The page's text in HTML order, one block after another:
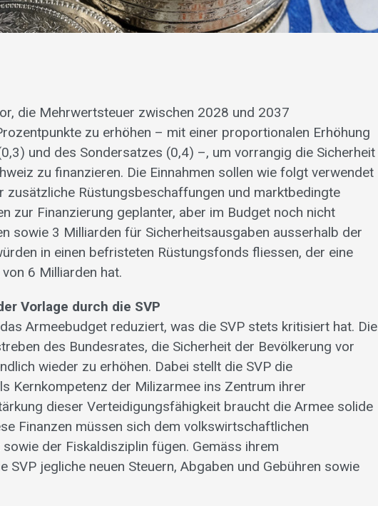
die Mehrwertsteuer zwischen 2028 und 2037
zu erhöhen – mit einer proportionalen Erhöhung
und des Sondersatzes (0,4) –, um vorrangig die Sicherheit
zu finanzieren. Die Einnahmen sollen wie folgt verwendet
zusätzliche Rüstungsbeschaffungen und marktbedingte
zur Finanzierung geplanter, aber im Budget noch nicht
sowie 3 Milliarden für Sicherheitsausgaben ausserhalb der
in einen befristeten Rüstungsfonds fliessen, der eine
6 Milliarden hat.
Vorlage durch die SVP
Armeebudget reduziert, was die SVP stets kritisiert hat. Die
des Bundesrates, die Sicherheit der Bevölkerung vor
wieder zu erhöhen. Dabei stellt die SVP die
Kernkompetenz der Milizarmee ins Zentrum ihrer
dieser Verteidigungsfähigkeit braucht die Armee solide
Finanzen müssen sich dem volkswirtschaftlichen
der Fiskaldisziplin fügen. Gemäss ihrem
SVP jegliche neuen Steuern, Abgaben und Gebühren sowie